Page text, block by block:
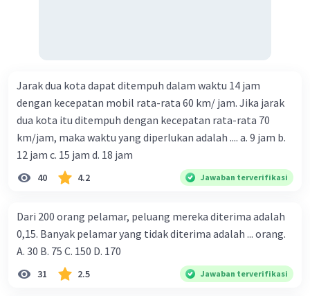
Jarak dua kota dapat ditempuh dalam waktu 14 jam
dengan kecepatan mobil rata-rata 60 km/ jam. Jika jarak
dua kota itu ditempuh dengan kecepatan rata-rata 70
km/jam, maka waktu yang diperlukan adalah .... a. 9 jam b.
12 jam c. 15 jam d. 18 jam
40 4.2 Jawaban terverifikasi
Dari 200 orang pelamar, peluang mereka diterima adalah
0,15. Banyak pelamar yang tidak diterima adalah ... orang.
A. 30 B. 75 C. 150 D. 170
31 2.5 Jawaban terverifikasi